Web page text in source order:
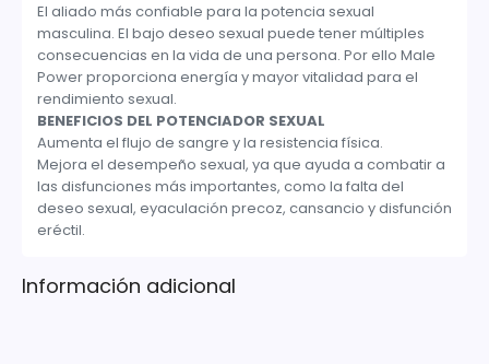
Información adicional
El aliado más confiable para la potencia sexual
masculina. El bajo deseo sexual puede tener múltiples
consecuencias en la vida de una persona. Por ello Male
Power proporciona energía y mayor vitalidad para el
rendimiento sexual.
BENEFICIOS DEL POTENCIADOR SEXUAL
Aumenta el flujo de sangre y la resistencia física.
Mejora el desempeño sexual, ya que ayuda a combatir a
las disfunciones más importantes, como la falta del
deseo sexual, eyaculación precoz, cansancio y disfunción
eréctil.